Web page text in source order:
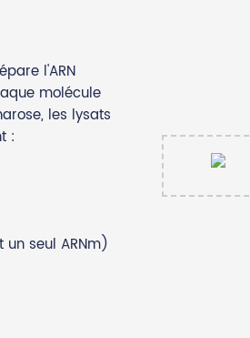
l'ARN
molécule
les lysats
:
seul ARNm)